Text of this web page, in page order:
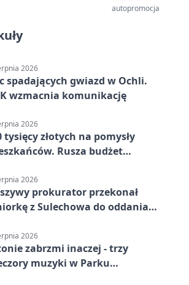
autopromocja
2026
spadających gwiazd w Ochli.
wzmacnia komunikację
2026
tysięcy złotych na pomysły
Rusza budżet
2026
prokurator przekonał
z Sulechowa do oddania
2026
zabrzmi inaczej - trzy
muzyki w Parku